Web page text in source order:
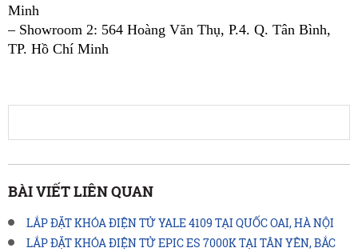
Minh
– Showroom 2: 564 Hoàng Văn Thụ, P.4. Q. Tân Bình,
TP. Hồ Chí Minh
BÀI VIẾT LIÊN QUAN
LẮP ĐẶT KHÓA ĐIỆN TỬ YALE 4109 TẠI QUỐC OAI, HÀ NỘI
LẮP ĐẶT KHÓA ĐIỆN TỬ EPIC ES 7000K TẠI TÂN YÊN, BẮC